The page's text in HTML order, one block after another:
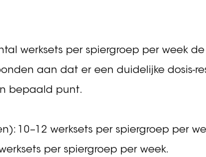
spiergroep per week
uitdaagt.